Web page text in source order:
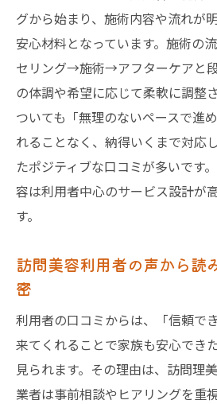
グから始まり、施術内容や流れが
安心材料となっています。施術の
セリング→施術→アフターケアと
の体調や希望に応じて柔軟に調整
ついても「無理のないペースで進
れることなく、納得いくまで対応
たポジティブな口コミが多いです
容は利用者中心のサービス設計が
す。
訪問美容利用者の声から読
密
利用者の口コミからは、「信頼で
来てくれることで家族も安心でき
見られます。その理由は、訪問理
業者は事前相談やヒアリングを重